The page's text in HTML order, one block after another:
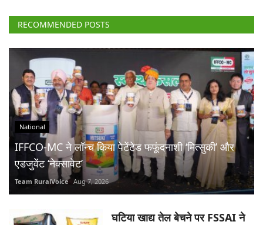
RECOMMENDED POSTS
National
IFFCO-MC ने लॉन्च किया पेटेंटेड फफूंदनाशी ‘मित्सुकी’ और
एडजुवेंट ‘नेक्सावेट’
Team RuralVoice Aug 7, 2026
घटिया खाद्य तेल बेचने पर FSSAI ने